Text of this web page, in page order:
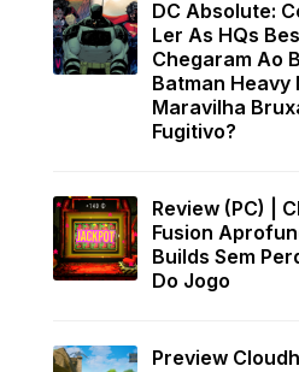
DC Absolute:
Ler As HQs
Chegaram Ao
Batman Heavy
Maravilha
Fugitivo?
Review (PC) |
Fusion
Builds Sem
Do Jogo
Preview